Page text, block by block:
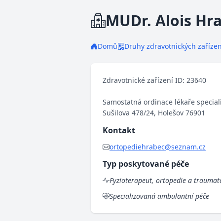
MUDr. Alois
Domů Druhy zdravotnických
Zdravotnické zařízení ID: 23640
Samostatná ordinace lékaře
Sušilova 478/24, Holešov 76901
Kontakt
ortopediehrabec@seznam.cz
Typ poskytované péče
Fyzioterapeut, ortopedie a
Specializovaná ambulantní péče